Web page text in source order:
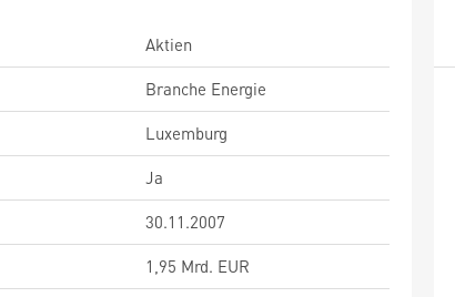
Aktien
Branche Energie
Luxemburg
Ja
30.11.2007
1,95 Mrd. EUR